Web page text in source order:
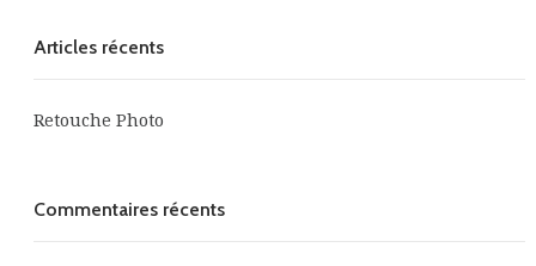
Articles récents
Retouche Photo
Commentaires récents